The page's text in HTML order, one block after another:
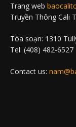
Trang web
Truyền Thông Cali
Tòa soạn: 1310
Tel: (408) 482-
Contact us: